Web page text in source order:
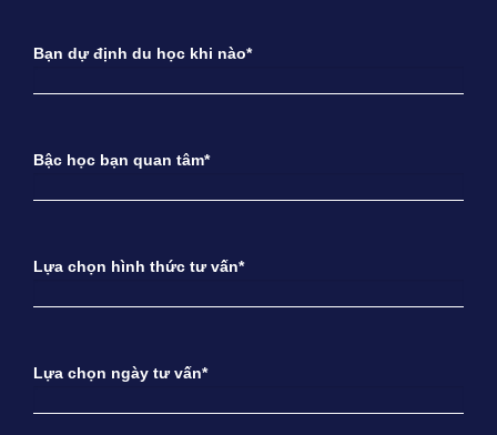
Bạn dự định du học khi nào*
Bậc học bạn quan tâm*
Lựa chọn hình thức tư vấn*
Lựa chọn ngày tư vấn*